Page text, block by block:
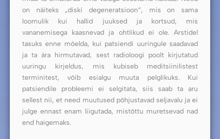
on näiteks „diski degeneratsioon“, mis on sama
loomulik kui hallid juuksed ja kortsud, mis
vananemisega kaasnevad ja ohtlikud ei ole. Arstidel
tasuks enne mõelda, kui patsiendi uuringule saadavad
ja ta ära hirmutavad, sest radioloogi poolt kirjutatud
uuringu kirjeldus, mis kubiseb meditsiinilistest
terminitest, võib esialgu muuta pelglikuks. Kui
patsiendile probleemi ei selgitata, siis saab ta aru
sellest nii, et need muutused põhjustavad seljavalu ja ei
julge ennast enam liigutada, mistõttu muretsevad nad
end haigemaks.